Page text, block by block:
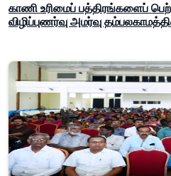
காணி உரிமைப் பத்திரங்களைப்
விழிப்புணர்வு அமர்வு